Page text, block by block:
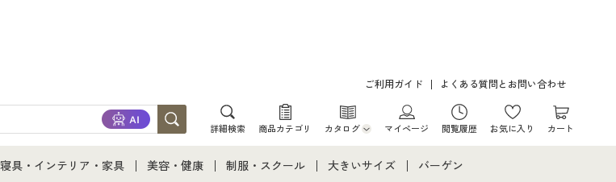
ご利用ガイド よくある質問とお問い合わせ
詳細検索 商品カテゴリ カタログ
カタログ・チラシからのご注文
マイページ 閲覧履歴 お気に入り カート
寝具・インテリア・家具 美容・健康 制服・スクール 大きいサイズ バーゲン